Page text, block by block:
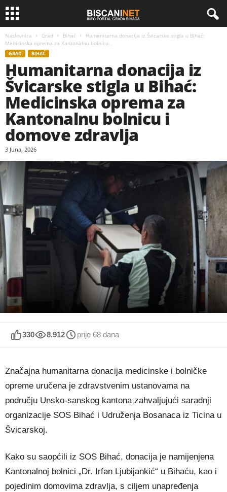
Naslovnica Grad Bihać
Humanitarna donacija iz Švicarske stigla u Bihać:
Medicinska oprema za Kantonalnu bolnicu...
GRAD BIHAĆ
Humanitarna donacija iz
Švicarske stigla u Bihać:
Medicinska oprema za
Kantonalnu bolnicu i
domove zdravlja
3 Juna, 2026
330 8.912 prije 68 dana
Značajna humanitarna donacija medicinske i bolničke
opreme uručena je zdravstvenim ustanovama na
području Unsko-sanskog kantona zahvaljujući saradnji
organizacije SOS Bihać i Udruženja Bosanaca iz Ticina u
Švicarskoj.
Kako su saopćili iz SOS Bihać, donacija je namijenjena
Kantonalnoj bolnici „Dr. Irfan Ljubijankić“ u Bihaću, kao i
pojedinim domovima zdravlja, s ciljem unapređenja